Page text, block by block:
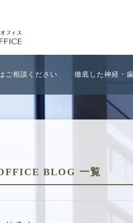
ご相談ください 徹底した神経・
BLOG 一覧